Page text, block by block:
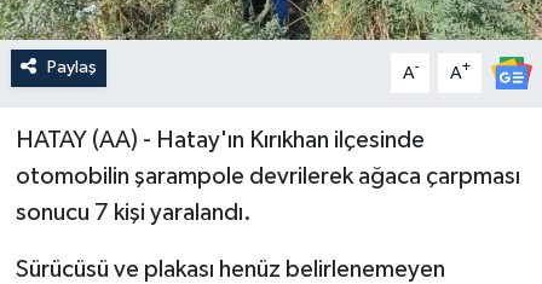
Paylaş A- A+
HATAY (AA) - Hatay'ın Kırıkhan ilçesinde
otomobilin şarampole devrilerek ağaca çarpması
sonucu 7 kişi yaralandı.
Sürücüsü ve plakası henüz belirlenemeyen